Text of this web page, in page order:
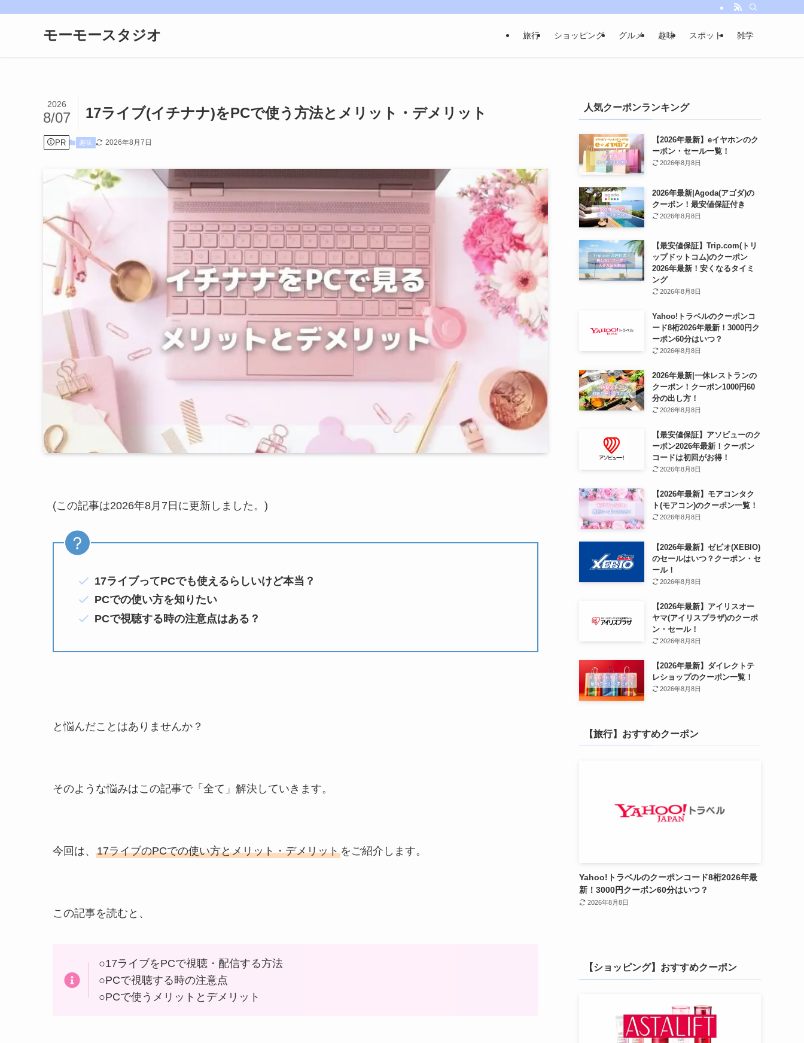
モーモースタジオ 旅行 ショッピング グルメ 趣味 スポット 雑学
17ライブ(イチナナ)をPCで使う方法とメリット・デメリット
2026
8/07
PR 趣味 2026年8月7日
(この記事は2026年8月7日に更新しました。)
17ライブってPCでも使えるらしいけど本当？
PCでの使い方を知りたい
PCで視聴する時の注意点はある？
と悩んだことはありませんか？
そのような悩みはこの記事で「全て」解決していきます。
今回は、 17ライブのPCでの使い方とメリット・デメリット をご紹介します。
この記事を読むと、
○17ライブをPCで視聴・配信する方法
○PCで視聴する時の注意点
○PCで使うメリットとデメリット
人気クーポンランキング
【2026年最新】eイヤホンのク
ーポン・セール一覧！
2026年8月8日
2026年最新|Agoda(アゴダ)の
クーポン！最安値保証付き
2026年8月8日
【最安値保証】Trip.com(トリ
ップドットコム)のクーポン
2026年最新！安くなるタイミ
ング
2026年8月8日
Yahoo!トラベルのクーポンコ
ード8桁2026年最新！3000円ク
ーポン60分はいつ？
2026年8月8日
2026年最新|一休レストランの
クーポン！クーポン1000円60
分の出し方！
2026年8月8日
【最安値保証】アソビューのク
ーポン2026年最新！クーポン
コードは初回がお得！
2026年8月8日
【2026年最新】モアコンタク
ト(モアコン)のクーポン一覧！
2026年8月8日
【2026年最新】ゼビオ(XEBIO)
のセールはいつ？クーポン・セ
ール！
2026年8月8日
【2026年最新】アイリスオー
ヤマ(アイリスプラザ)のクーポ
ン・セール！
2026年8月8日
【2026年最新】ダイレクトテ
レショップのクーポン一覧！
2026年8月8日
【旅行】おすすめクーポン
Yahoo!トラベルのクーポンコード8桁2026年最
新！3000円クーポン60分はいつ？
2026年8月8日
【ショッピング】おすすめクーポン